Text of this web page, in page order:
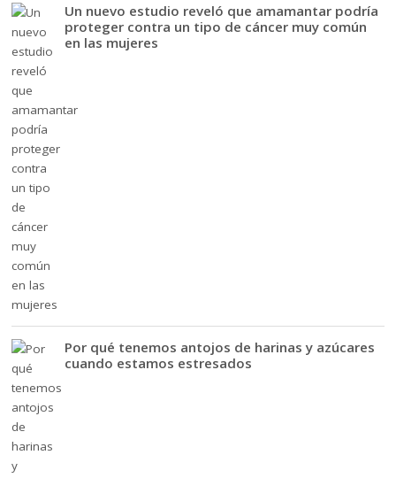
Un nuevo estudio reveló que amamantar podría
proteger contra un tipo de cáncer muy común
en las mujeres
Por qué tenemos antojos de harinas y azúcares
cuando estamos estresados